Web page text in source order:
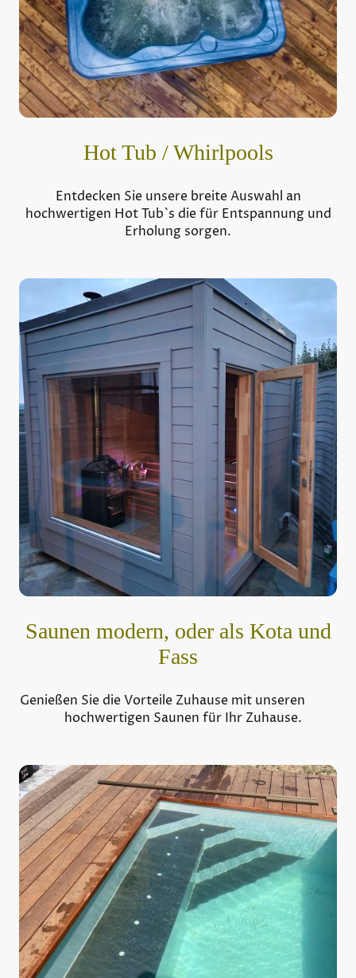
Hot Tub / Whirlpools
Entdecken Sie unsere breite Auswahl an
hochwertigen Hot Tub`s die für Entspannung und
Erholung sorgen.
Saunen modern, oder als Kota und
Fass
Genießen Sie die Vorteile Zuhause mit unseren
hochwertigen Saunen für Ihr Zuhause.